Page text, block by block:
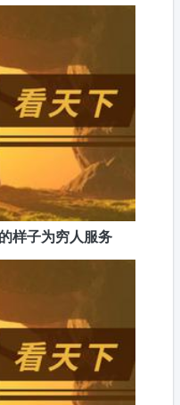
样子为穷人服务